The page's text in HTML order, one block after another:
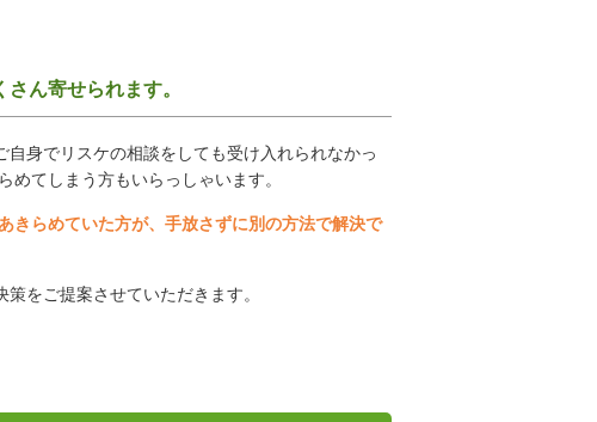
ん寄せられます。
身でリスケの相談をしても受け入れられなかっ
めてしまう方もいらっしゃいます。
きらめていた方が、手放さずに別の方法で解決で
策をご提案させていただきます。